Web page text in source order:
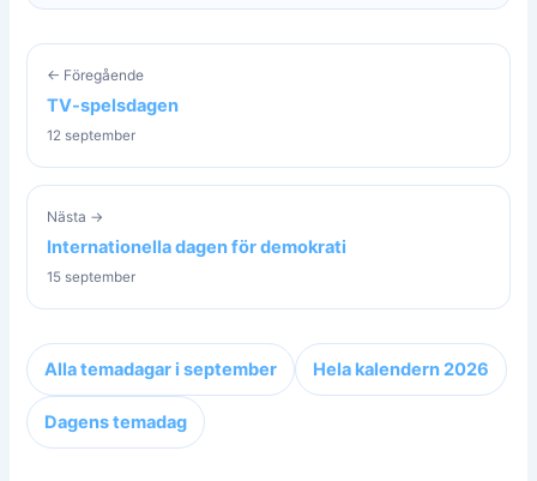
← Föregående
TV-spelsdagen
12 september
Nästa →
Internationella dagen för demokrati
15 september
Alla temadagar i september Hela kalendern 2026
Dagens temadag